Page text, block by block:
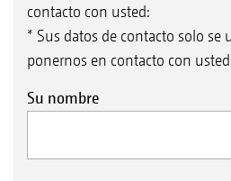
contacto con usted:
* Sus datos de contacto solo se
ponernos en contacto con
Su nombre